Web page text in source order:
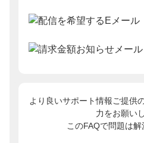
より良いサポート情報ご提供
力をお願い
このFAQで問題は解